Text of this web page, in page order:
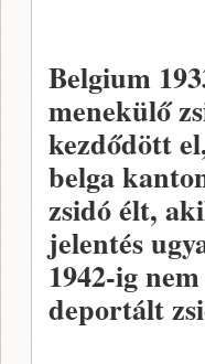
Belgium
menekülő
kezdődött
belga
zsidó élt,
jelentés
1942-ig
deportált